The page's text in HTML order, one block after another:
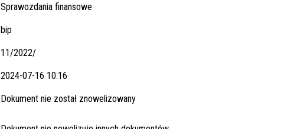
Sprawozdania finansowe
bip
11/2022/
2024-07-16 10:16
Dokument nie został znowelizowany